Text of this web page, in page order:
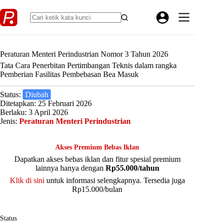
to
content
Peraturan Menteri Perindustrian Nomor 3 Tahun 2026
Tata Cara Penerbitan Pertimbangan Teknis dalam rangka
Pemberian Fasilitas Pembebasan Bea Masuk
Status: Diubah
Ditetapkan: 25 Februari 2026
Berlaku: 3 April 2026
Jenis: Peraturan Menteri Perindustrian
Akses Premium Bebas Iklan
Dapatkan akses bebas iklan dan fitur spesial premium
lainnya hanya dengan Rp55.000/tahun
Klik di sini untuk informasi selengkapnya. Tersedia juga
Rp15.000/bulan
Status